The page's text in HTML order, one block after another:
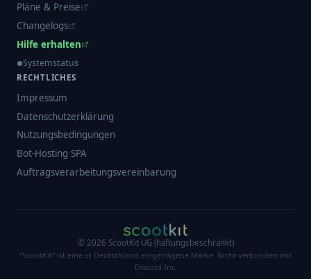
Pläne & Preise
Changelogs
Hilfe erhalten
Systemstatus
RECHTLICHES
Impressum
Datenschutzerklärung
Nutzungsbedingungen
Bot-Hosting SPA
Auftragsverarbeitungsvereinbarung
© 2026 ScootKit UG (haftungsbeschränkt)
"ScootKit" ist eine in Deutschland eingetragene Marke. Nicht verbunden mit
Discord Inc.